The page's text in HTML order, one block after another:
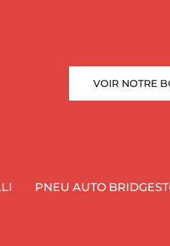
VOIR NOTRE
PNEU AUTO